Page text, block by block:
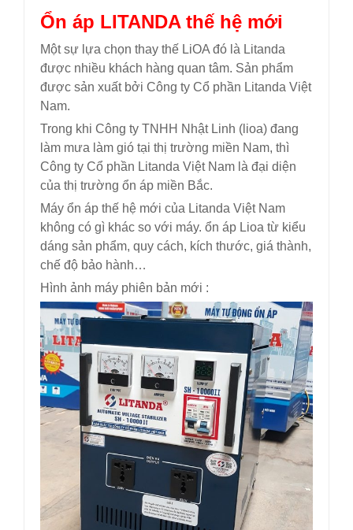
Ổn áp LITANDA thế hệ mới
Một sự lựa chọn thay thế LiOA đó là Litanda
được nhiều khách hàng quan tâm. Sản phẩm
được sản xuất bởi Công ty Cổ phần Litanda Việt
Nam.
Trong khi Công ty TNHH Nhật Linh (lioa) đang
làm mưa làm gió tại thị trường miền Nam, thì
Công ty Cổ phần Litanda Việt Nam là đại diện
của thị trường ổn áp miền Bắc.
Máy ổn áp thế hệ mới của Litanda Việt Nam
không có gì khác so với máy. ổn áp Lioa từ kiểu
dáng sản phẩm, quy cách, kích thước, giá thành,
chế độ bảo hành…
Hình ảnh máy phiên bản mới :